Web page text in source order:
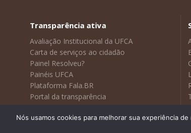
Transparência ativa
Avaliação Institucional da UFCA
Carta de serviços ao cidadão
Painel Resolveu?
Painéis UFCA
Plataforma Fala.BR
Portal da transparência
Nós usamos cookies para melhorar sua experiência